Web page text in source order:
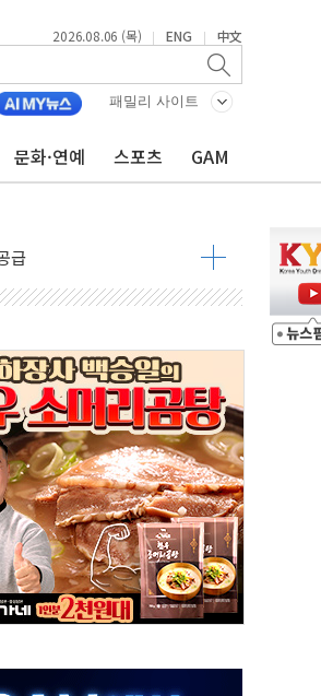
2026.08.06 (목) | ENG | 中文
패밀리 사이트
문화·연예 스포츠 GAM
밀집된 강남·서초 둔화
예고
사업으로 성장"
급
하반기 기대
그것이 국민의 뜻"
진
자 폭염 방치, 국격 훼손"
점화
더위
국정 개선 집행"
운다
분쟁 종결
AX 가속
게 정책 정비"